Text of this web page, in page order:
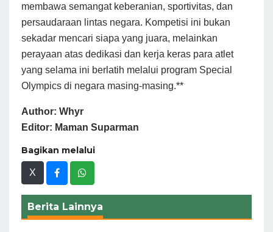
membawa semangat keberanian, sportivitas, dan
persaudaraan lintas negara. Kompetisi ini bukan
sekadar mencari siapa yang juara, melainkan
perayaan atas dedikasi dan kerja keras para atlet
yang selama ini berlatih melalui program Special
Olympics di negara masing-masing.**
Author: Whyr
Editor: Maman Suparman
Bagikan melalui
X
Berita Lainnya